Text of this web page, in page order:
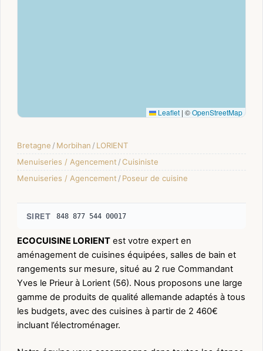
Leaflet | ©OpenStreetMap
Bretagne / Morbihan / LORIENT
Menuiseries / Agencement /Cuisiniste
Menuiseries / Agencement / Poseur de cuisine
SIRET 848 877 544 00017
ECOCUISINE LORIENT est votre expert en
aménagement de cuisines équipées, salles de bain et
rangements sur mesure, situé au 2 rue Commandant
Yves le Prieur à Lorient (56). Nous proposons une large
gamme de produits de qualité allemande adaptés à tous
les budgets, avec des cuisines à partir de 2 460€
incluant l’électroménager.